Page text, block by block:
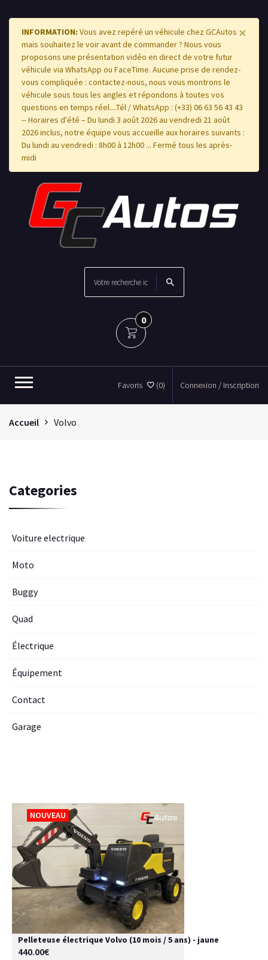
INFORMATION: Vous avez repéré un véhicule chez GCAutos
mais souhaitez le voir avant de commander ? Nous vous
proposons une présentation vidéo en direct de votre futur
véhicule via WhatsApp ou FaceTime. Aucune prise de rendez-
vous compliquée : contactez-nous, nous vous montrons le
véhicule sous tous les angles et répondons à toutes vos
questions en temps réel....Tél / WhatsApp : (+33) 06 63 56 43 43
-- Horaires d'été – Du lundi 3 août 2026 au vendredi 21 août
2026 inclus, notre équipe vous accueille aux horaires suivants :
Du lundi au vendredi : 8h00 à 12h00 ... Fermé tous les après-
midi
×
0
Favoris (0) Connexion / Inscription
Accueil Volvo
Categories
Voiture electrique
Moto
Buggy
Quad
Électrique
Équipement
Contact
Garage
NOUVEAU
Pelleteuse électrique Volvo (10 mois / 5 ans) - jaune
440.00€